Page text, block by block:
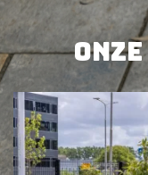
BEKIJK PRODUCT